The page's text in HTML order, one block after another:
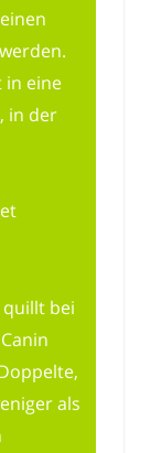
in eine
in der
bei
als